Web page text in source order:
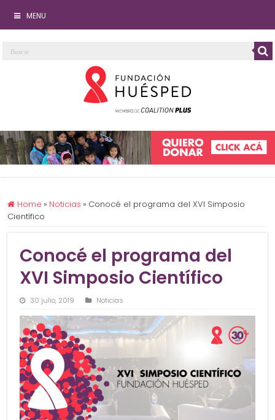
MENU
Home » Noticias » Conocé el programa del XVI Simposio
Científico
Conocé el programa del
XVI Simposio Científico
30 julio, 2019 Noticias